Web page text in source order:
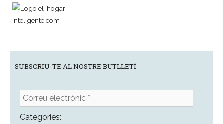
SUBSCRIU-TE AL NOSTRE BUTLLETÍ
Correu
electrònic
*Categories: